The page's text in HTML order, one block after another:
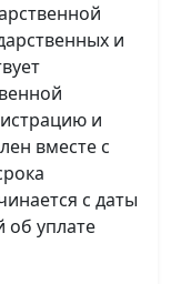
и
и
вместе с
с даты
об уплате